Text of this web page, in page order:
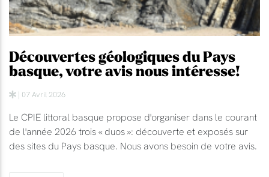
Découvertes géologiques du Pays
basque, votre avis nous intéresse!
| 07 Avril 2026
Le CPIE littoral basque propose d'organiser dans le courant
de l'année 2026 trois « duos »: découverte et exposés sur
des sites du Pays basque. Nous avons besoin de votre avis.